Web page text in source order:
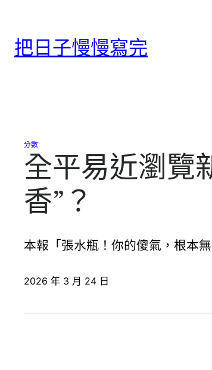
把日子慢慢寫完
分數
全平易近瀏覽
香”？
本報「張水瓶！你的傻氣，根本
2026 年 3 月 24 日